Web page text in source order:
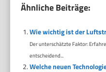
Ähnliche Beiträge:
Wie wichtig ist der
Der unterschätzte Faktor:
entscheidend...
Welche neuen